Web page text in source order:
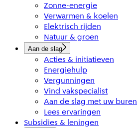
Zonne-energie
Verwarmen & koelen
Elektrisch rijden
Natuur & groen
Aan de slag
Acties & initiatieven
Energiehulp
Vergunningen
Vind vakspecialist
Aan de slag met uw buren
Lees ervaringen
Subsidies & leningen